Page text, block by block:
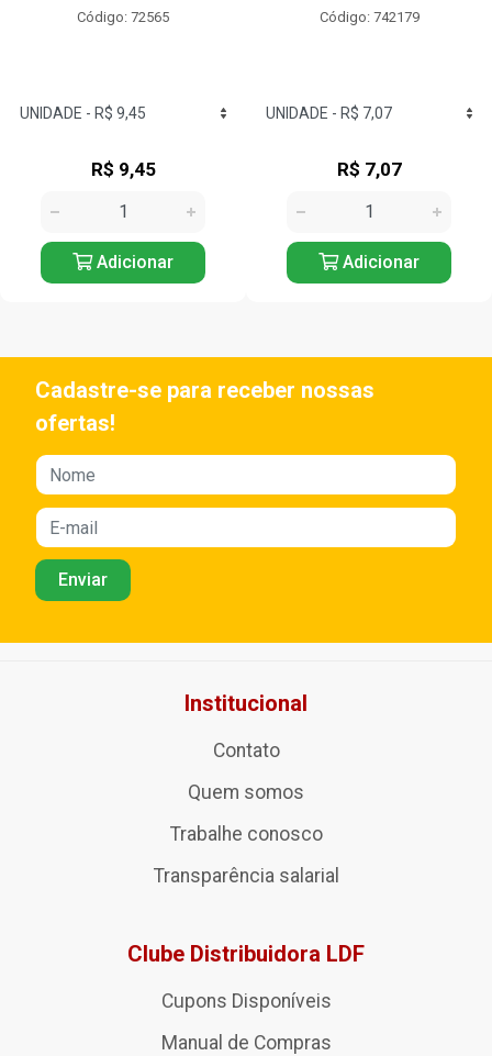
Código: 72565
R$ 9,45
Adicionar
Código: 742179
R$ 7,07
Adicionar
Cadastre-se para receber nossas
ofertas!
Institucional
Contato
Quem somos
Trabalhe conosco
Transparência salarial
Clube Distribuidora LDF
Cupons Disponíveis
Manual de Compras